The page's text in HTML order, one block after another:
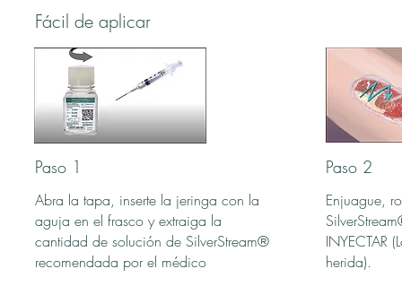
Fácil de aplicar
Paso 1 Paso 2
Abra la tapa, inserte la jeringa con la
aguja en el frasco y extraiga la
cantidad de solución de SilverStream®
recomendada por el médico
Enjuague,
INYECTAR
herida).